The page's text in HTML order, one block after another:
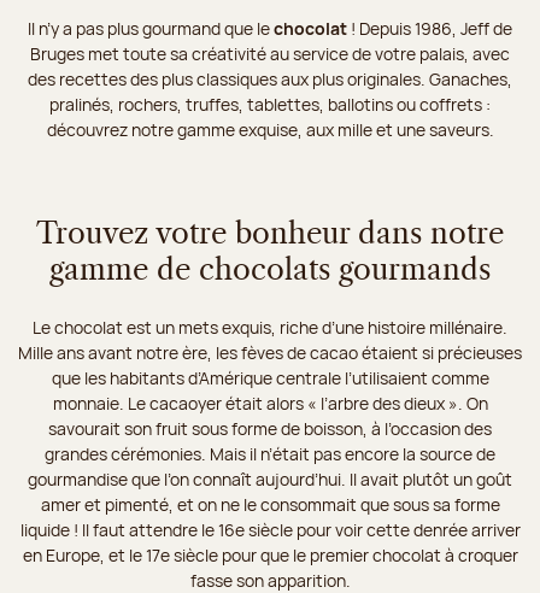
Il n’y a pas plus gourmand que lechocolat ! Depuis 1986, Jeff de
Bruges met toute sa créativité au service de votre palais, avec
des recettes des plus classiques aux plus originales. Ganaches,
pralinés, rochers, truffes, tablettes, ballotins ou coffrets :
découvrez notre gamme exquise, aux mille et une saveurs.
Trouvez votre bonheur dans notre
gamme de chocolats gourmands
Le chocolat est un mets exquis, riche d’une histoire millénaire.
Mille ans avant notre ère, les fèves de cacao étaient si précieuses
que les habitants d’Amérique centrale l’utilisaient comme
monnaie. Le cacaoyer était alors « l’arbre des dieux ». On
savourait son fruit sous forme de boisson, à l’occasion des
grandes cérémonies. Mais il n’était pas encore la source de
gourmandise que l’on connaît aujourd’hui. Il avait plutôt un goût
amer et pimenté, et on ne le consommait que sous sa forme
liquide ! Il faut attendre le 16e siècle pour voir cette denrée arriver
en Europe, et le 17e siècle pour que le premier chocolat à croquer
fasse son apparition.